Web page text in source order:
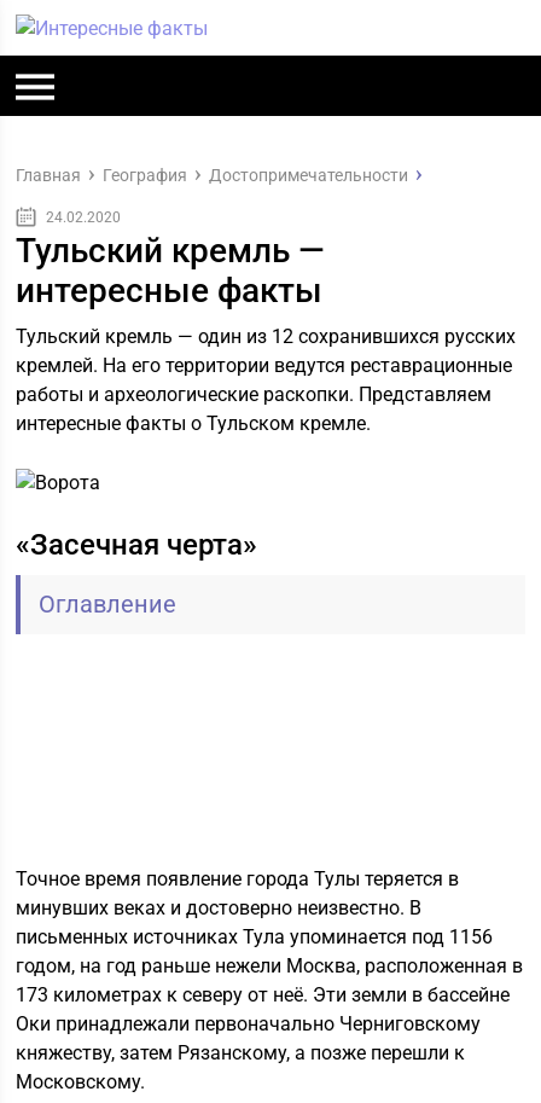
Главная География Достопримечательности
24.02.2020
Тульский кремль —
интересные факты
Тульский кремль — один из 12 сохранившихся русских
кремлей. На его территории ведутся реставрационные
работы и археологические раскопки. Представляем
интересные факты о Тульском кремле.
«Засечная черта»
Оглавление
Точное время появление города Тулы теряется в
минувших веках и достоверно неизвестно. В
письменных источниках Тула упоминается под 1156
годом, на год раньше нежели Москва, расположенная в
173 километрах к северу от неё. Эти земли в бассейне
Оки принадлежали первоначально Черниговскому
княжеству, затем Рязанскому, а позже перешли к
Московскому.